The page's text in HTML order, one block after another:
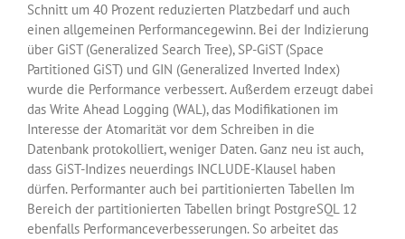
Schnitt um 40 Prozent reduzierten Platzbedarf und auch
einen allgemeinen Performancegewinn. Bei der Indizierung
über GiST (Generalized Search Tree), SP-GiST (Space
Partitioned GiST) und GIN (Generalized Inverted Index)
wurde die Performance verbessert. Außerdem erzeugt dabei
das Write Ahead Logging (WAL), das Modifikationen im
Interesse der Atomarität vor dem Schreiben in die
Datenbank protokolliert, weniger Daten. Ganz neu ist auch,
dass GiST-Indizes neuerdings INCLUDE-Klausel haben
dürfen. Performanter auch bei partitionierten Tabellen Im
Bereich der partitionierten Tabellen bringt PostgreSQL 12
ebenfalls Performanceverbesserungen. So arbeitet das